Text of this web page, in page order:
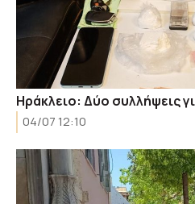
Ηράκλειο: Δύο συλλήψεις
04/07 12:10